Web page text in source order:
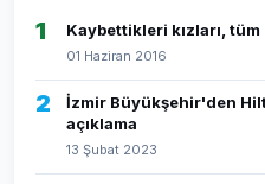
1 Kaybettikleri kızları, tüm
01 Haziran 2016
2
İzmir Büyükşehir'den
açıklama
13 Şubat 2023